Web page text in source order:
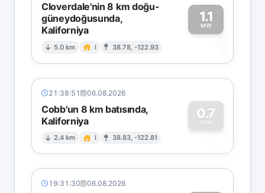
Cloverdale'nin 8 km doğu-
güneydoğusunda,
Kaliforniya
5.0 km I 38.78, -122.93
1.1
MW
1
21:38:51 06.08.2026
Cobb'un 8 km batısında,
Kaliforniya
2.4 km I 38.83, -122.81
0.7
MW
0
19:31:30 06.08.2026